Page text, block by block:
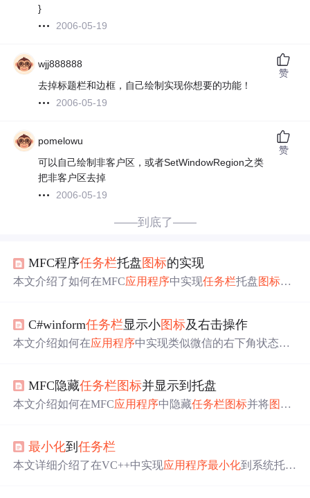
}
2006-05-19
wjj888888
去掉标题栏和边框，自己绘制实现你想要的功能！
2006-05-19
赞
pomelowu
可以自己绘制非客户区，或者SetWindowRegion之类
把非客户区去掉
2006-05-19
赞
——到底了——
MFC程序任务栏托盘 图标的实现
本文介绍了如何在MFC应用程序中实现任务栏托盘图标的
操作时，程序可以隐藏窗口并在任务栏托盘区显示
同时展示右键菜单和响应双击操作。
C#winform任务栏显示小图标及右击操作
本文介绍如何在应用程序中实现类似微信的右下角状态栏
MFC隐藏任务栏图标并显示到托盘
本文介绍如何在MFC应用程序中隐藏任务栏图标并将图标
最小化到任务栏
本文详细介绍了在VC++中实现应用程序最小化到系统托盘